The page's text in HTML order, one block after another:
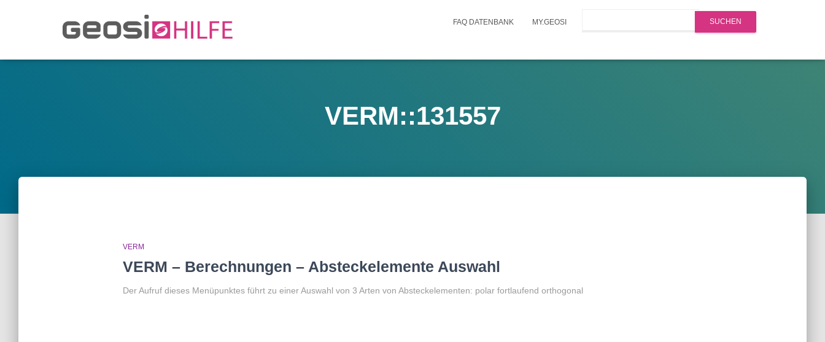
FAQ DATENBANK MY.GEOSI
VERM::131557
VERM
VERM – Berechnungen – Absteckelemente Auswahl
Der Aufruf dieses Menüpunktes führt zu einer Auswahl von 3 Arten von Absteckelementen: polar fortlaufend orthogonal